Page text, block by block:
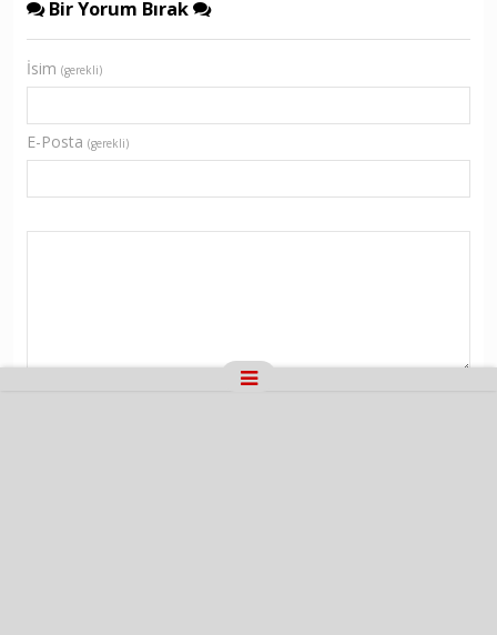
Bir Yorum Bırak
İsim (gerekli)
E-Posta (gerekli)